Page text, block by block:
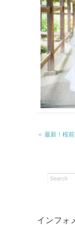
＜ 最新！桜
インフォ